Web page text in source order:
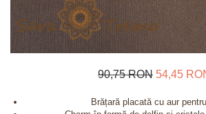
90,75 RON 54,45
Brățară placată cu aur